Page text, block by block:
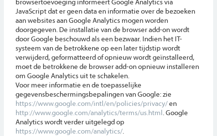
JavaScript dat er geen data en informatie over de bezoeken
aan websites aan Google Analytics mogen worden
doorgegeven. De installatie van de browser add-on wordt
door Google beschouwd als een bezwaar. Indien het IT-
systeem van de betrokkene op een later tijdstip wordt
verwijderd, geformatteerd of opnieuw wordt geïnstalleerd,
moet de betrokkene de browser add-on opnieuw installeren
om Google Analytics uit te schakelen.
Voor meer informatie en de toepasselijke
gegevensbeschermingsbepalingen van Google: zie
https://www.google.com/intl/en/policies/privacy/en
http://www.google.com/analytics/terms/us.html . Google
Analytics wordt verder uitgelegd op
https://www.google.com/analytics/